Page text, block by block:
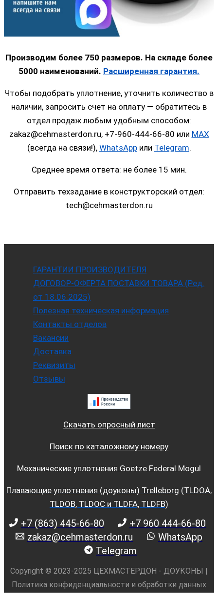
Производим более 750 размеров. На складе более
5000 наименований. Расширенная гарантия.
Чтобы подобрать уплотнение, уточнить количество в
наличии, запросить счет на оплату — обратитесь в
отдел продаж любым удобным способом:
zakaz@cehmasterdon.ru, +7-960-444-66-80 или MAX
(всегда на связи!), WhatsAppили Telegram.
Среднее время ответа: не более 15 мин.
Отправить техзадание в конструкторский отдел:
tech@cehmasterdon.ru
ГАРАНТИИ ПРОИЗВОДИТЕЛЯ
ДОГОВОР-ОФЕРТА ПОСТАВКИ ТОВАРА (Ред.
от 18.06.2025)
Полезная техническая информация
Контакты отделов
Вакансии
Доставка
Реквизиты
Отзывы
Скачать опросный лист
Поиск по каталожному номеру
Механические уплотнения Goetze Federal Mogul
Плавающие уплотнения (доуконы) Trelleborg (TLDOA,
TLDOB, TLDOC и TLDFA, TLDFB)
+7 (863) 445-66-80
+7 960 444-66-80
zakaz@cehmasterdon.ru
WhatsApp
Telegram
Copyright © 2023-2025 ЦЕХМАСТЕРДОН - ДОУКОНЫ |
Политика конфиденциальности и обработки данных